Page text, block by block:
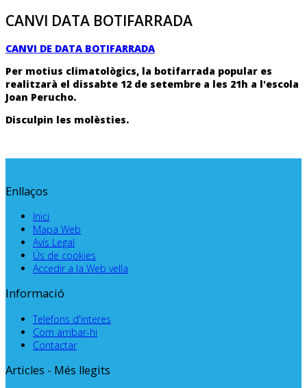
CANVI DATA BOTIFARRADA
CANVI DE DATA BOTIFARRADA
Per motius climatològics, la botifarrada popular es
realitzarà el dissabte 12 de setembre a les 21h a l'escola
Joan Perucho.
Disculpin les molèsties.
Enllaços
Inici
Mapa Web
Avís Legal
Ús de cookies
Accedir a la Web vella
Informació
Telefons d'interes
Com arribar-hi
Contactar
Articles - Més llegits